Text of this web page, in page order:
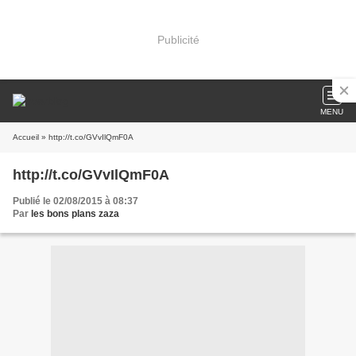
Publicité
MENU
Accueil » http://t.co/GVvIlQmF0A
http://t.co/GVvIlQmF0A
Publié le 02/08/2015 à 08:37
Par les bons plans zaza